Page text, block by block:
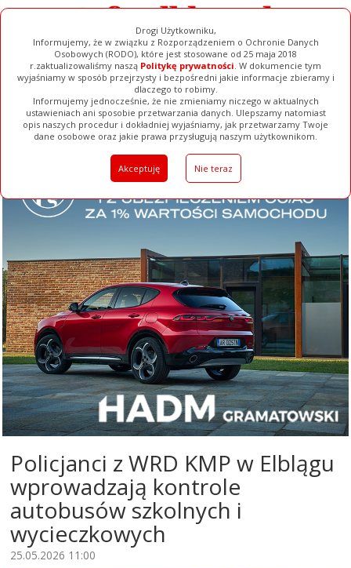
Drogi Użytkowniku,
Informujemy, że w związku z Rozporządzeniem o Ochronie Danych
Osobowych (RODO), które jest stosowane od 25 maja 2018
r.zaktualizowaliśmy naszą Politykę prywatności. W dokumencie tym
wyjaśniamy w sposób przejrzysty i bezpośredni jakie informacje zbieramy i
dlaczego to robimy.
Informujemy jednocześnie, że nie zmieniamy niczego w aktualnych
ustawieniach ani sposobie przetwarzania danych. Ulepszamy natomiast
opis naszych procedur i dokładniej wyjaśniamy, jak przetwarzamy Twoje
dane osobowe oraz jakie prawa przysługują naszym użytkownikom.
Akceptuję Nie teraz
Ogłoszenia Filmy Galerie Baza Firm Pełna Wersja
Policjanci z WRD KMP w Elblągu
wprowadzają kontrole
autobusów szkolnych i
wycieczkowych
25.05.2026 11:00